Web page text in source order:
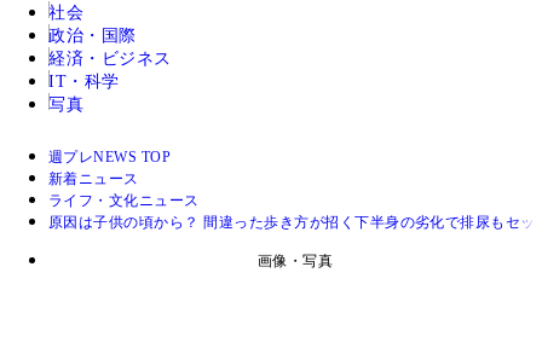
社会
政治・国際
経済・ビジネス
IT・科学
写真
週プレNEWS TOP
新着ニュース
ライフ・文化ニュース
原因は子供の頃から？ 間違った歩き方が招く下半身の劣化で排尿もセッ
画像・写真